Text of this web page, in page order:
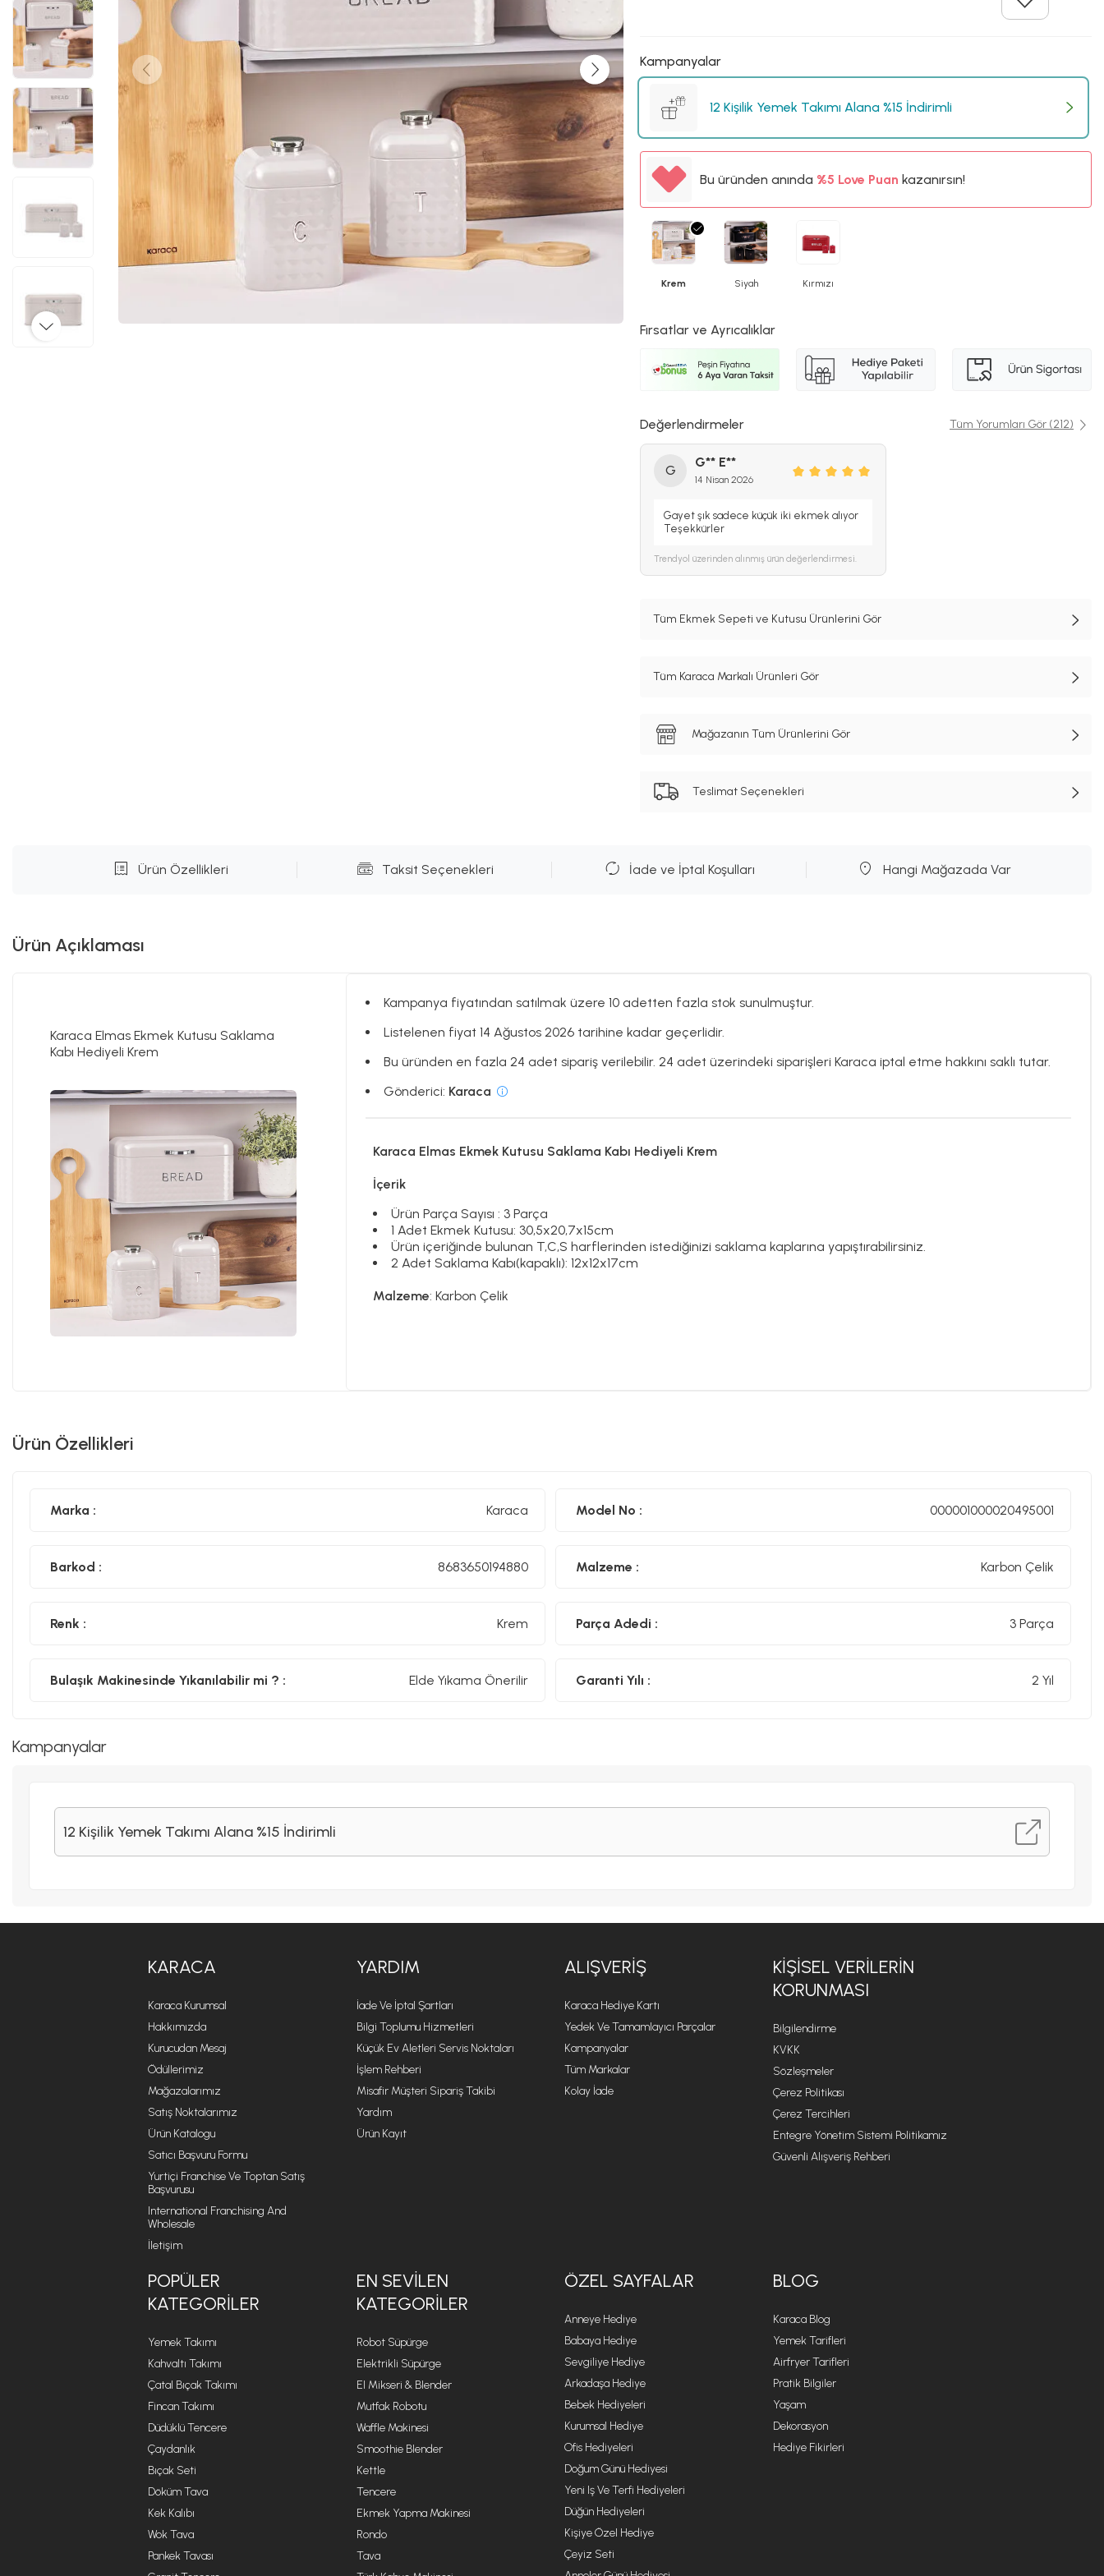
Kampanyalar
12 Kişilik Yemek Takımı Alana %15 İndirimli
Bu üründen anında 40TLLove Puankazanırsın!
Krem Siyah Kırmızı
Fırsatlar ve Ayrıcalıklar
Değerlendirmeler Tüm Yorumları Gör (212)
G
G** E**
14 Nisan 2026
Gayet şık sadece küçük iki ekmek alıyor
Teşekkürler
Trendyol üzerinden alınmış ürün değerlendirmesi.
Tüm Ekmek Sepeti ve Kutusu Ürünlerini Gör
Tüm Karaca Markalı Ürünleri Gör
Mağazanın Tüm Ürünlerini Gör
Teslimat Seçenekleri
Ürün Özellikleri Taksit Seçenekleri İade ve İptal Koşulları Hangi Mağazada Var
Ürün Açıklaması
Karaca Elmas Ekmek Kutusu Saklama
Kabı Hediyeli Krem
Kampanya fiyatından satılmak üzere 10 adetten fazla stok sunulmuştur.
Listelenen fiyat 14 Ağustos 2026 tarihine kadar geçerlidir.
Bu üründen en fazla 24 adet sipariş verilebilir. 24 adet üzerindeki siparişleri Karaca iptal etme hakkını saklı tutar.
Gönderici: Karaca
Karaca Elmas Ekmek Kutusu Saklama Kabı Hediyeli Krem
İçerik
Ürün Parça Sayısı : 3 Parça
1 Adet Ekmek Kutusu: 30,5x20,7x15cm
Ürün içeriğinde bulunan T,C,S harflerinden istediğinizi saklama kaplarına yapıştırabilirsiniz.
2 Adet Saklama Kabı(kapaklı): 12x12x17cm
Malzeme: Karbon Çelik
Ürün Özellikleri
Marka : Karaca Model No : 000001000020495001
Barkod : 8683650194880 Malzeme : Karbon Çelik
Renk : Krem Parça Adedi : 3 Parça
Bulaşık Makinesinde Yıkanılabilir mi ? : Elde Yıkama Önerilir Garanti Yılı : 2 Yıl
Kampanyalar
12 Kişilik Yemek Takımı Alana %15 İndirimli
KARACA
Karaca Kurumsal
Hakkımızda
Kurucudan Mesaj
Ödüllerimiz
Mağazalarımız
Satış Noktalarımız
Ürün Katalogu
Satıcı Başvuru Formu
Yurtiçi Franchise Ve Toptan Satış
Başvurusu
International Franchising And
Wholesale
İletişim
YARDIM
İade Ve İptal Şartları
Bilgi Toplumu Hizmetleri
Küçük Ev Aletleri Servis Noktaları
İşlem Rehberi
Misafir Müşteri Sipariş Takibi
Yardım
Ürün Kayıt
ALIŞVERIŞ
Karaca Hediye Kartı
Yedek Ve Tamamlayıcı Parçalar
Kampanyalar
Tüm Markalar
Kolay İade
KIŞISEL VERILERIN
KORUNMASI
Bilgilendirme
KVKK
Sözleşmeler
Çerez Politikası
Çerez Tercihleri
Entegre Yönetim Sistemi Politikamız
Güvenli Alışveriş Rehberi
POPÜLER
KATEGORILER
Yemek Takımı
Kahvaltı Takımı
Çatal Bıçak Takımı
Fincan Takımı
Düdüklü Tencere
Çaydanlık
Bıçak Seti
Döküm Tava
Kek Kalıbı
Wok Tava
Pankek Tavası
EN SEVILEN
KATEGORILER
Robot Süpürge
Elektrikli Süpürge
El Mikseri & Blender
Mutfak Robotu
Waffle Makinesi
Smoothie Blender
Kettle
Tencere
Ekmek Yapma Makinesi
Rondo
Tava
ÖZEL SAYFALAR
Anneye Hediye
Babaya Hediye
Sevgiliye Hediye
Arkadaşa Hediye
Bebek Hediyeleri
Kurumsal Hediye
Ofis Hediyeleri
Doğum Günü Hediyesi
Yeni Iş Ve Terfi Hediyeleri
Düğün Hediyeleri
Kişiye Özel Hediye
Çeyiz Seti
BLOG
Karaca Blog
Yemek Tarifleri
Airfryer Tarifleri
Pratik Bilgiler
Yaşam
Dekorasyon
Hediye Fikirleri